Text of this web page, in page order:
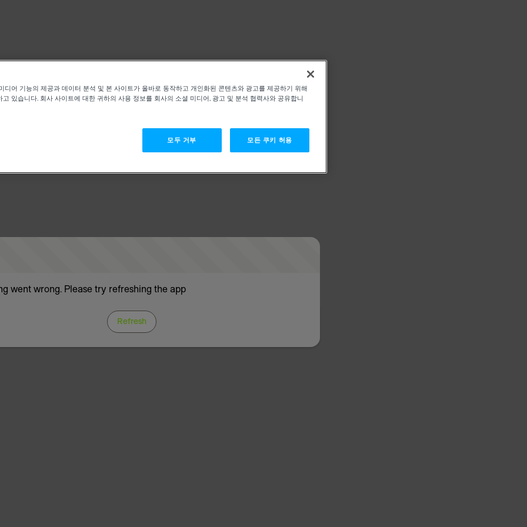
went wrong. Please try refreshing the app
Refresh
디어 기능의 제공과 데이터 분석 및 본 사이트가 올바로 동작하고 개인화된 콘텐츠와 광고를 제공하기 위해
고 있습니다. 회사 사이트에 대한 귀하의 사용 정보를 회사의 소셜 미디어, 광고 및 분석 협력사와 공유합니
모두 거부 모든 쿠키 허용